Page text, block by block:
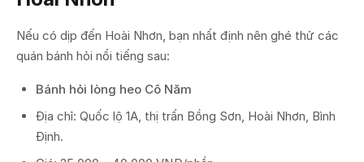
Nếu có dịp đến Hoài Nhơn, bạn nhất định nên ghé thử các
quán bánh hỏi nổi tiếng sau:
Bánh hỏi lòng heo Cô Năm
Địa chỉ: Quốc lộ 1A, thị trấn Bồng Sơn, Hoài Nhơn, Bình
Định.